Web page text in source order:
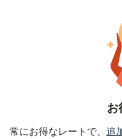
お
常にお得なレートで、 追